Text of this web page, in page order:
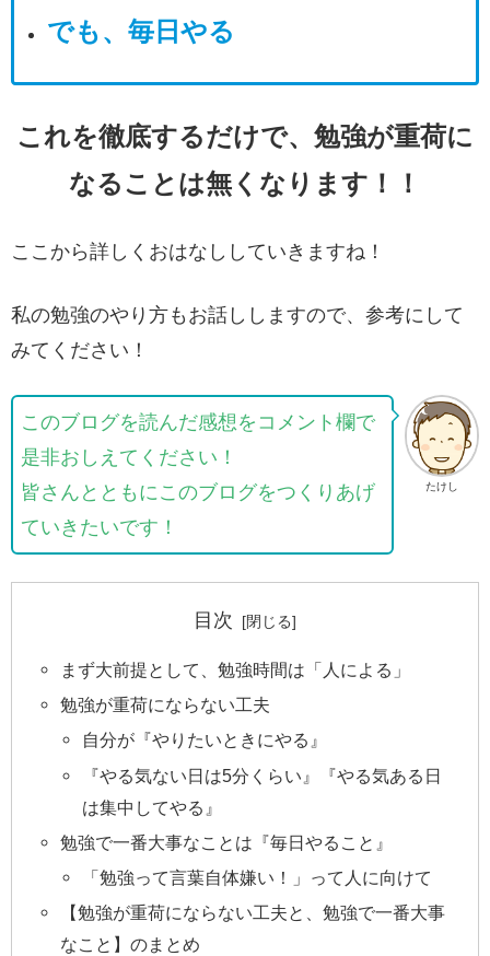
でも、毎日やる
これを徹底するだけで、勉強が重荷に
なることは無くなります！！
ここから詳しくおはなししていきますね！
私の勉強のやり方もお話ししますので、参考にして
みてください！
たけし
このブログを読んだ感想をコメント欄で
是非おしえてください！
皆さんとともにこのブログをつくりあげ
ていきたいです！
目次
まず大前提として、勉強時間は「人による」
勉強が重荷にならない工夫
自分が『やりたいときにやる』
『やる気ない日は5分くらい』『やる気ある日
は集中してやる』
勉強で一番大事なことは『毎日やること』
「勉強って言葉自体嫌い！」って人に向けて
【勉強が重荷にならない工夫と、勉強で一番大事
なこと】のまとめ